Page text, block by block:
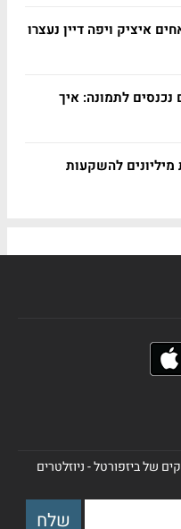
איציק ויפה דיין נעצרו
נכנסים לתמונה: איך
מיליונים להשקעות
של ביזפורטל - ניוזלטרים